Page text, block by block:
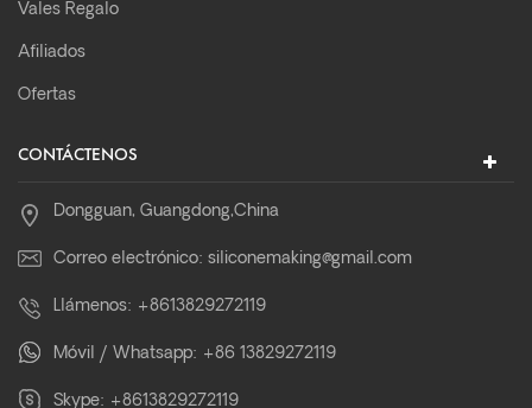
Vales Regalo
Afiliados
Ofertas
CONTÁCTENOS
Dongguan, Guangdong,China
Correo electrónico: siliconemaking@gmail.com
Llámenos: +8613829272119
Móvil / Whatsapp: +86 13829272119
Skype: +8613829272119